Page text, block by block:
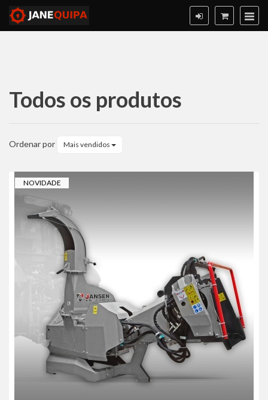
Todos os produtos
os
Ordenar por Mais vendidos
NOVIDADE